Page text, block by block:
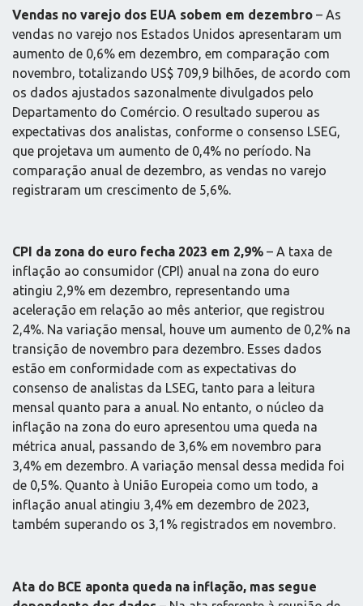
Vendas no varejo dos EUA sobem em dezembro – As
vendas no varejo nos Estados Unidos apresentaram um
aumento de 0,6% em dezembro, em comparação com
novembro, totalizando US$ 709,9 bilhões, de acordo com
os dados ajustados sazonalmente divulgados pelo
Departamento do Comércio. O resultado superou as
expectativas dos analistas, conforme o consenso LSEG,
que projetava um aumento de 0,4% no período. Na
comparação anual de dezembro, as vendas no varejo
registraram um crescimento de 5,6%.
CPI da zona do euro fecha 2023 em 2,9% – A taxa de
inflação ao consumidor (CPI) anual na zona do euro
atingiu 2,9% em dezembro, representando uma
aceleração em relação ao mês anterior, que registrou
2,4%. Na variação mensal, houve um aumento de 0,2% na
transição de novembro para dezembro. Esses dados
estão em conformidade com as expectativas do
consenso de analistas da LSEG, tanto para a leitura
mensal quanto para a anual. No entanto, o núcleo da
inflação na zona do euro apresentou uma queda na
métrica anual, passando de 3,6% em novembro para
3,4% em dezembro. A variação mensal dessa medida foi
de 0,5%. Quanto à União Europeia como um todo, a
inflação anual atingiu 3,4% em dezembro de 2023,
também superando os 3,1% registrados em novembro.
Ata do BCE aponta queda na inflação, mas segue